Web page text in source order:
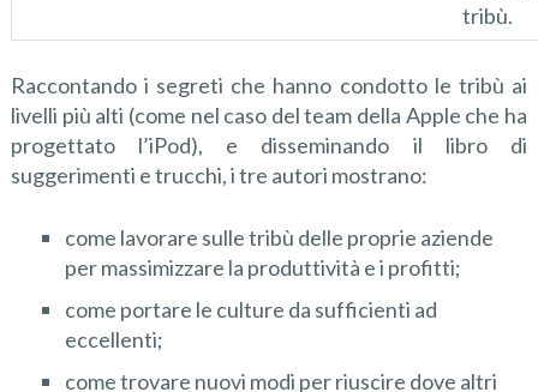
tribù.
Raccontando i segreti che hanno condotto le tribù ai
livelli più alti (come nel caso del team della Apple che ha
progettato l’iPod), e disseminando il libro di
suggerimenti e trucchi, i tre autori mostrano:
come lavorare sulle tribù delle proprie aziende
per massimizzare la produttività e i profitti;
come portare le culture da sufficienti ad
eccellenti;
come trovare nuovi modi per riuscire dove altri